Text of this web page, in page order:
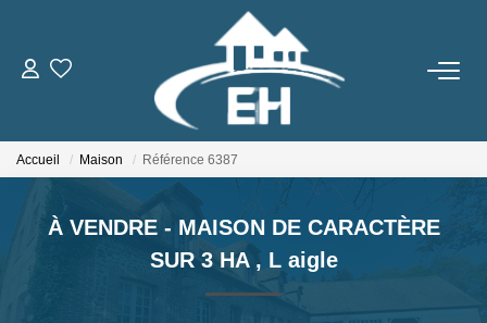
ACHETER
LOUER
Nos Biens
Gestion Locative
Accueil Maison Référence 6387
À VENDRE - MAISON DE CARACTÈRE
SUR 3 HA , L aigle